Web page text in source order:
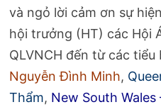
và ngỏ lời cảm ơn sự
hội trưởng (HT) các Hội
QLVNCH đến từ các tiểu
Nguyễn Đình Minh,
Thẩm, New South Wales